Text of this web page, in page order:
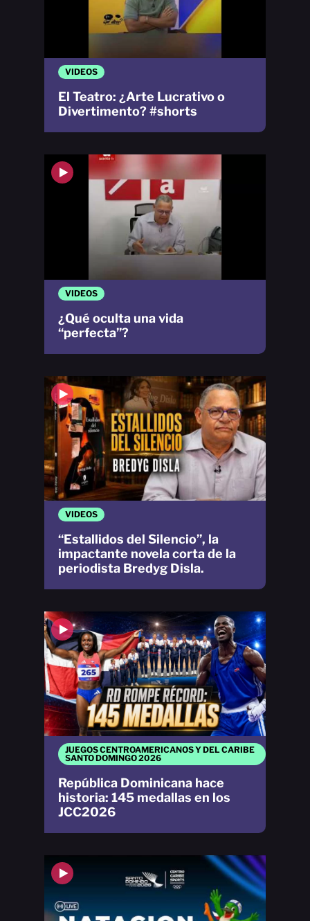
VIDEOS
“Estallidos del Silencio”, la
impactante novela corta de la
periodista Bredyg Disla.
VIDEOS
¿Qué oculta una vida
“perfecta”?
VIDEOS
El Teatro: ¿Arte Lucrativo o
Divertimento? #shorts
JUEGOS CENTROAMERICANOS Y DEL CARIBE
SANTO DOMINGO 2026
República Dominicana hace
historia: 145 medallas en los
JCC2026